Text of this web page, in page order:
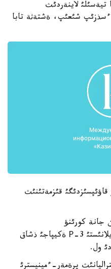
تيةسئلئ لاينةردئث
ءسذزئپ شئعئپ، ةشتةثة تابا
قئزمةتئنئث
جانة كورئنؤ
مذمكئنشئلئگئنئث شةكتةلؤئنة بايلانئستئ Р-3 ةكيپاجئ ذشاق
ول.
پرةمةر-ءمينيسترئ